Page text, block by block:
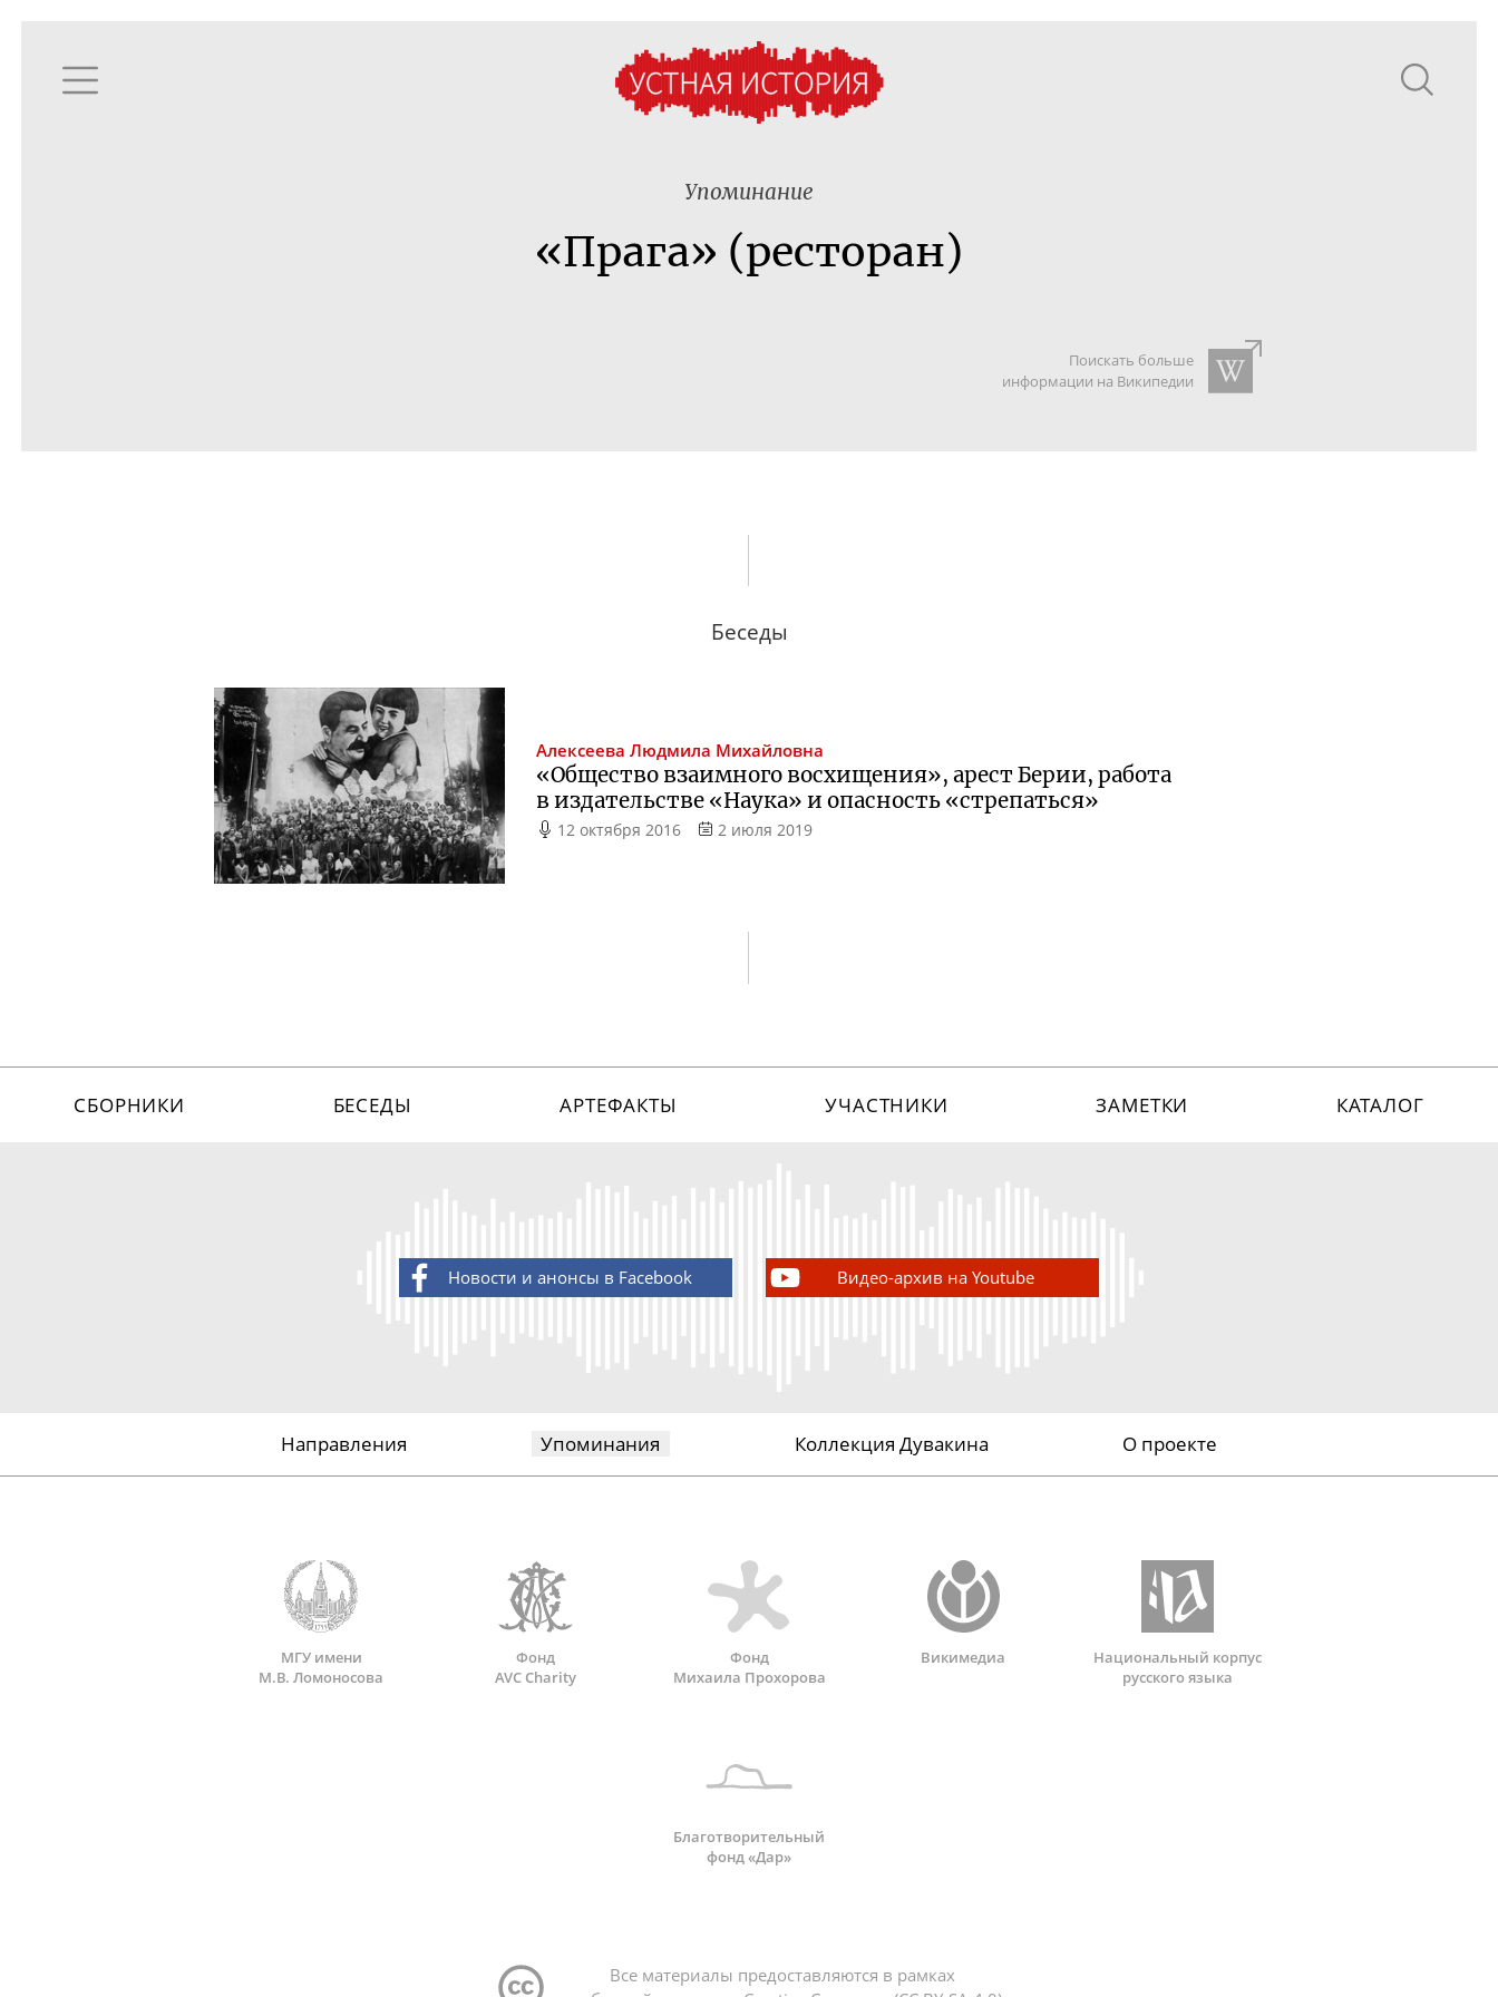
Упоминание
«Прага» (ресторан)
Поискать больше
информации на Википедии
Беседы
Алексеева Людмила Михайловна
«Общество взаимного восхищения», арест Берии, работа
в издательстве «Наука» и опасность «стрепаться»
12 октября 2016 2 июля 2019
СБОРНИКИ БЕСЕДЫ АРТЕФАКТЫ УЧАСТНИКИ ЗАМЕТКИ КАТАЛОГ
Новости и анонсы в Facebook Видео-архив на Youtube
Направления Упоминания Коллекция Дувакина О проекте
МГУ имени
М.В. Ломоносова
Фонд
AVC Charity
Фонд
Михаила Прохорова
Викимедиа
Национальный корпус
русского языка
Благотворительный
фонд «Дар»
Все материалы предоставляются в рамках